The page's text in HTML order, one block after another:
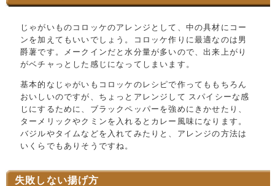
じゃがいものコロッケのアレンジとして、中の具材にコー
ンを加えてもいいでしょう。コロッケ作りに最適なのは男
爵薯です。メークインだと水分量が多いので、出来上がり
がベチャっとした感じになってしまいます。
基本的なじゃがいもコロッケのレシピで作ってももちろん
おいしいのですが、ちょっとアレンジして スパイシーな感
じにするために、ブラックペッパーを強めにきかせたり、
ターメリックやクミンを入れるとカレー風味になります。
バジルやタイムなどを入れてみたりと、アレンジの方法は
いくらでもありそうですね。
失敗しない揚げ方